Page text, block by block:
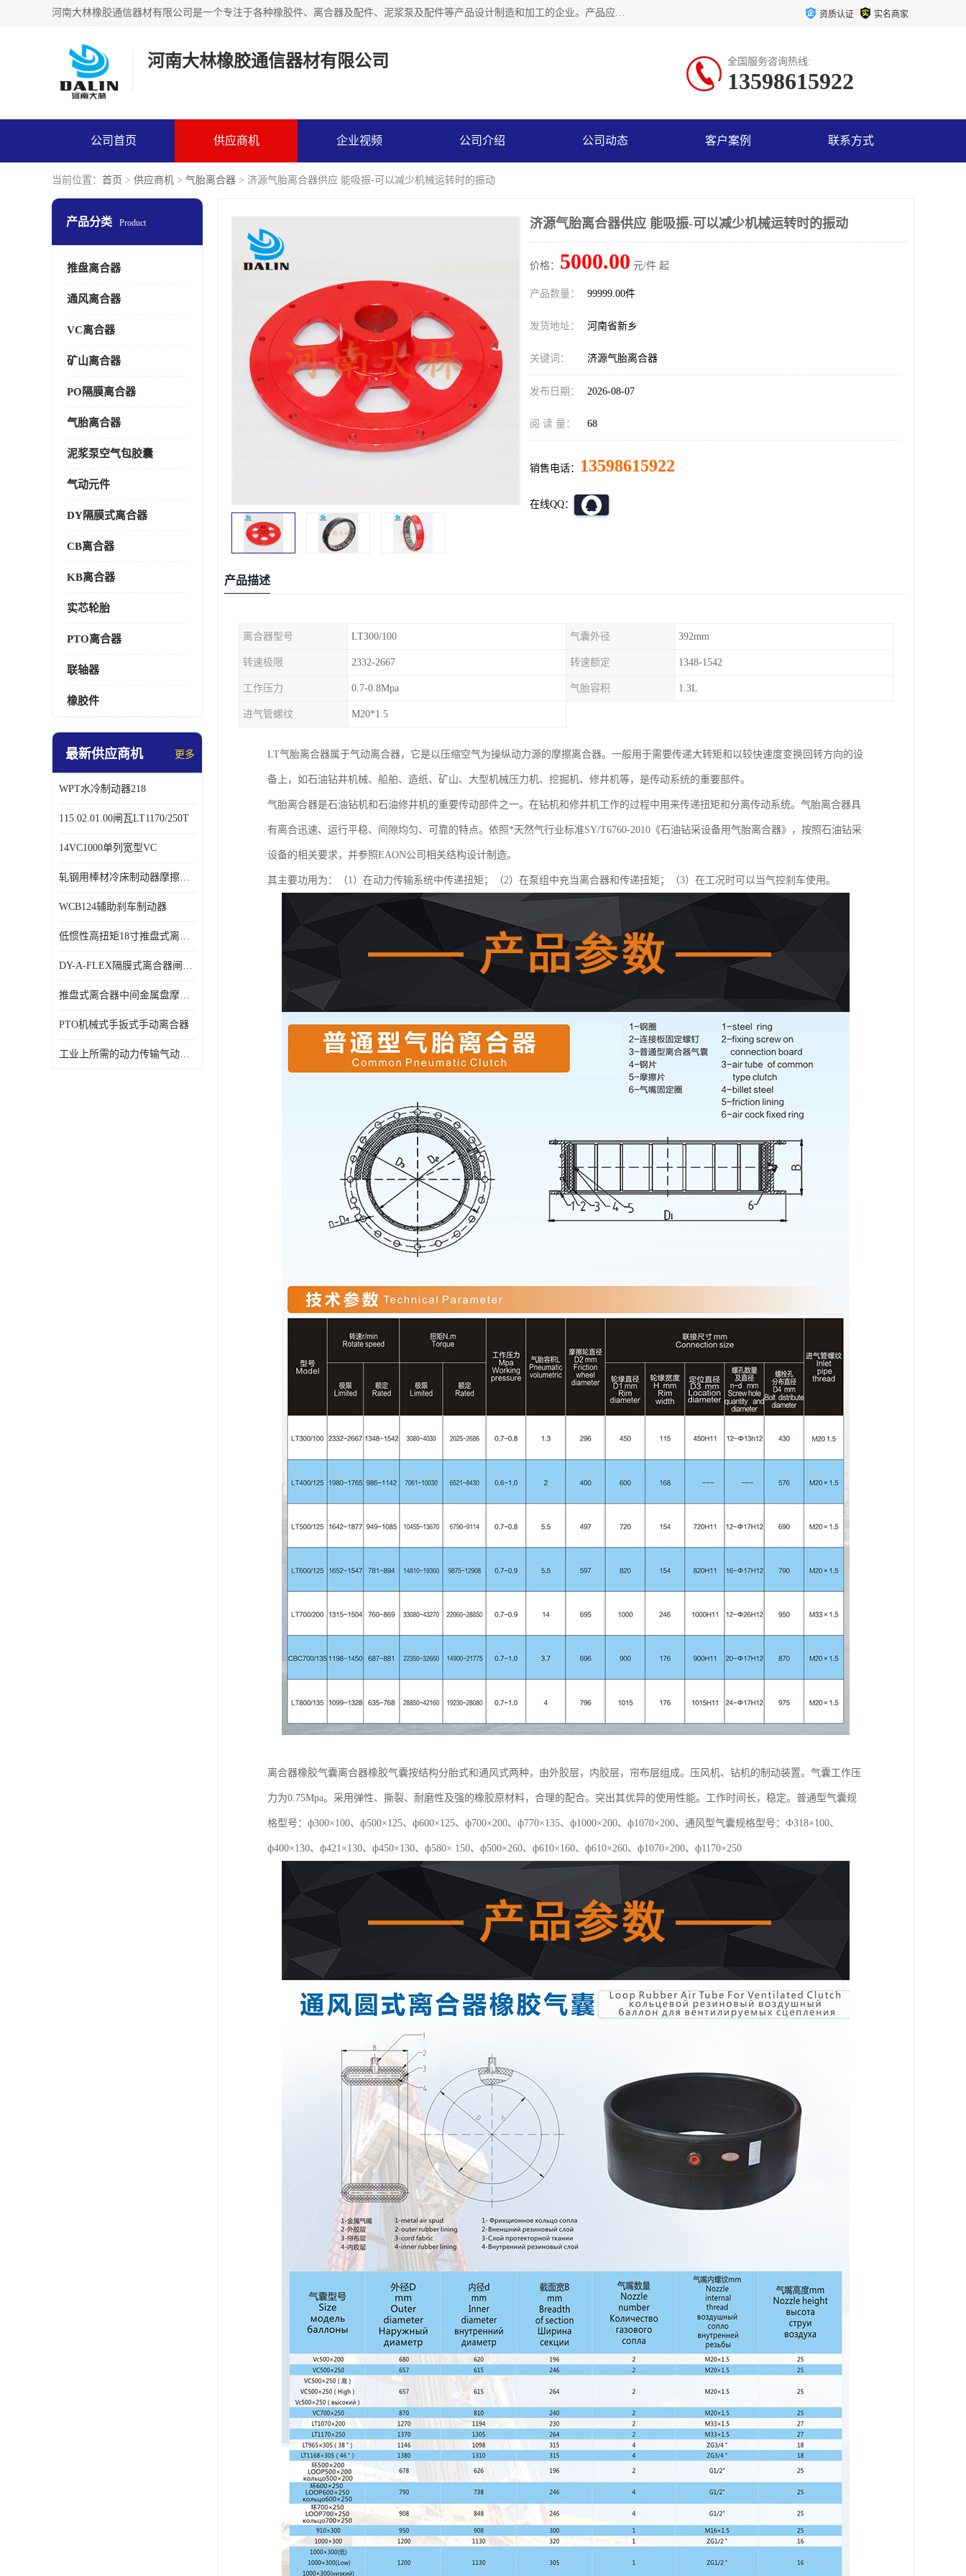
河南大林橡胶通信器材有限公司是一个专注于各种橡胶件、离合器及配件、泥浆泵及配件等产品设计制造和加工的企业。产品应用于矿山、冶金、石油、钢铁、化工、水泥、船舶、造纸、通用机械等各种大功率机械传动或制动装置。 资质认证 实名商家
河南大林橡胶通信器材有限公司 全国服务咨询热线:
13598615922
公司首页 供应商机 企业视频 公司介绍 公司动态 客户案例 联系方式
当前位置： 首页 > 供应商机 > 气胎离合器 > 济源气胎离合器供应 能吸振-可以减少机械运转时的振动
产品分类 Product
推盘离合器
通风离合器
VC离合器
矿山离合器
PO隔膜离合器
气胎离合器
泥浆泵空气包胶囊
气动元件
DY隔膜式离合器
CB离合器
KB离合器
实芯轮胎
PTO离合器
联轴器
橡胶件
最新供应商机 更多
WPT水冷制动器218
115.02.01.00闸瓦LT1170/250T
14VC1000单列宽型VC
轧钢用棒材冷床制动器摩擦片218
WCB124辅助刹车制动器
低惯性高扭矩18寸推盘式离合器中心盘齿盘W18-11-101
DY-A-FLEX隔膜式离合器闸瓦总成7015125A
推盘式离合器中间金属盘摩擦盘18寸
PTO机械式手扳式手动离合器
工业上所需的动力传输气动离合器WCB424
济源气胎离合器供应 能吸振-可以减少机械运转时的振动
价格： 5000.00 元/件 起
产品数量： 99999.00件
发货地址： 河南省新乡
关键词： 济源气胎离合器
发布日期： 2026-08-07
阅 读 量： 68
销售电话： 13598615922
在线QQ：
产品描述
离合器型号 LT300/100 气囊外径 392mm
转速极限 2332-2667 转速额定 1348-1542
工作压力 0.7-0.8Mpa 气胎容积 1.3L
进气管螺纹 M20*1.5
LT气胎离合器属于气动离合器，它是以压缩空气为操纵动力源的摩擦离合器。一般用于需要传递大转矩和以较快速度变换回转方向的设
备上，如石油钻井机械、船舶、造纸、矿山、大型机械压力机、挖掘机、修井机等，是传动系统的重要部件。
气胎离合器是石油钻机和石油修井机的重要传动部件之一。在钻机和修井机工作的过程中用来传递扭矩和分离传动系统。气胎离合器具
有离合迅速、运行平稳、间隙均匀、可靠的特点。依照*天然气行业标准SY/T6760-2010《石油钻采设备用气胎离合器》，按照石油钻采
设备的相关要求，并参照EAON公司相关结构设计制造。
其主要功用为：（1）在动力传输系统中传递扭矩；（2）在泵组中充当离合器和传递扭矩；（3）在工况时可以当气控刹车使用。
离合器橡胶气囊离合器橡胶气囊按结构分胎式和通风式两种，由外胶层，内胶层，帘布层组成。压风机、钻机的制动装置。气囊工作压
力为0.75Mpa。采用弹性、撕裂、耐磨性及强的橡胶原材料，合理的配合。突出其优异的使用性能。工作时间长，稳定。普通型气囊规
格型号：ф300×100、ф500×125、ф600×125、ф700×200、ф770×135、ф1000×200、ф1070×200、通风型气囊规格型号：Ф318×100、
ф400×130、ф421×130、ф450×130、ф580× 150、ф500×260、ф610×160、ф610×260、ф1070×200、ф1170×250